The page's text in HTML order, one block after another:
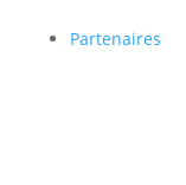
Partenaires